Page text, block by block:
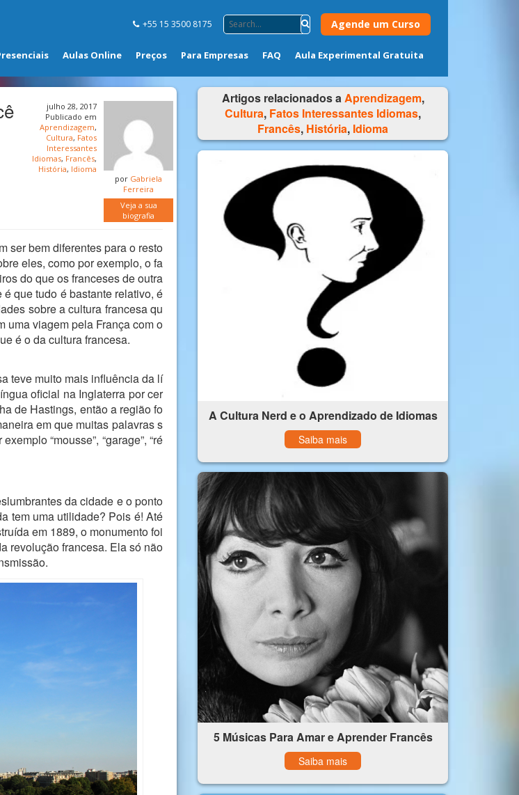
+55 15 3500 8175 Agende um Curso
Aulas Online Preços Para Empresas FAQ Aula Experimental Gratuita
por Gabriela
Ferreira
Veja a sua
biografia
julho 28, 2017
Publicado em
Aprendizagem,
Cultura, Fatos
Interessantes
Idiomas, Francês,
História, Idioma
ser bem diferentes para o resto
eles, como por exemplo, o fa
do que os franceses de outra
que tudo é bastante relativo, é
sobre a cultura francesa qu
uma viagem pela França com o
é o da cultura francesa.
teve muito mais influência da lí
oficial na Inglaterra por cer
de Hastings, então a região fo
em que muitas palavras s
“mousse”, “garage”, “ré
da cidade e o ponto
tem uma utilidade? Pois é! Até
em 1889, o monumento foi
revolução francesa. Ela só não
Artigos relacionados aAprendizagem,
Cultura, Fatos Interessantes Idiomas,
Francês, História, Idioma
A Cultura Nerd e o Aprendizado de Idiomas
Saiba mais
5 Músicas Para Amar e Aprender Francês
Saiba mais